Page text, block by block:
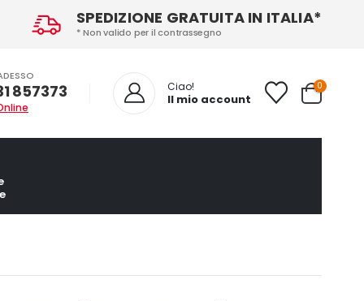
SPEDIZIONE GRATUITA IN ITALIA*
* Non valido per il contrassegno
857373 Ciao!
Il mio account
0